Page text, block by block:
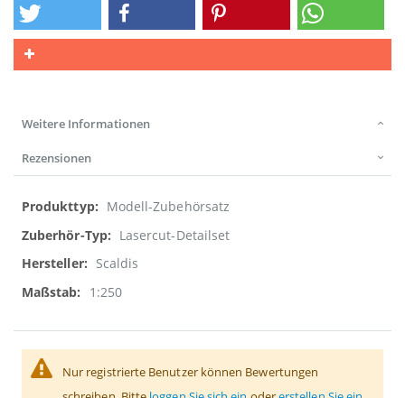
Weitere Informationen
Rezensionen
Weitere
Informationen
Modell-Zubehörsatz
Lasercut-Detailset
Scaldis
1:250
Nur registrierte Benutzer können Bewertungen